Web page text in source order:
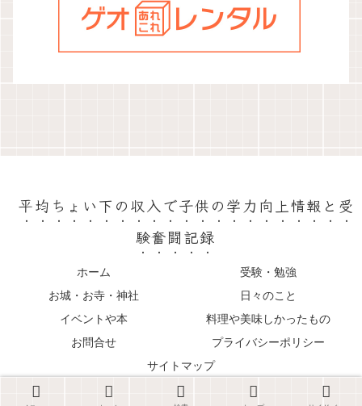
平均ちょい下の収入で子供の学力向上情報と受
験奮闘記録
ホーム
受験・勉強
お城・お寺・神社
日々のこと
イベントや本
料理や美味しかったもの
お問合せ
プライバシーポリシー
サイトマップ
© 2023 平均ちょい下の収入で子供の学力向上情報と受験奮闘記録.